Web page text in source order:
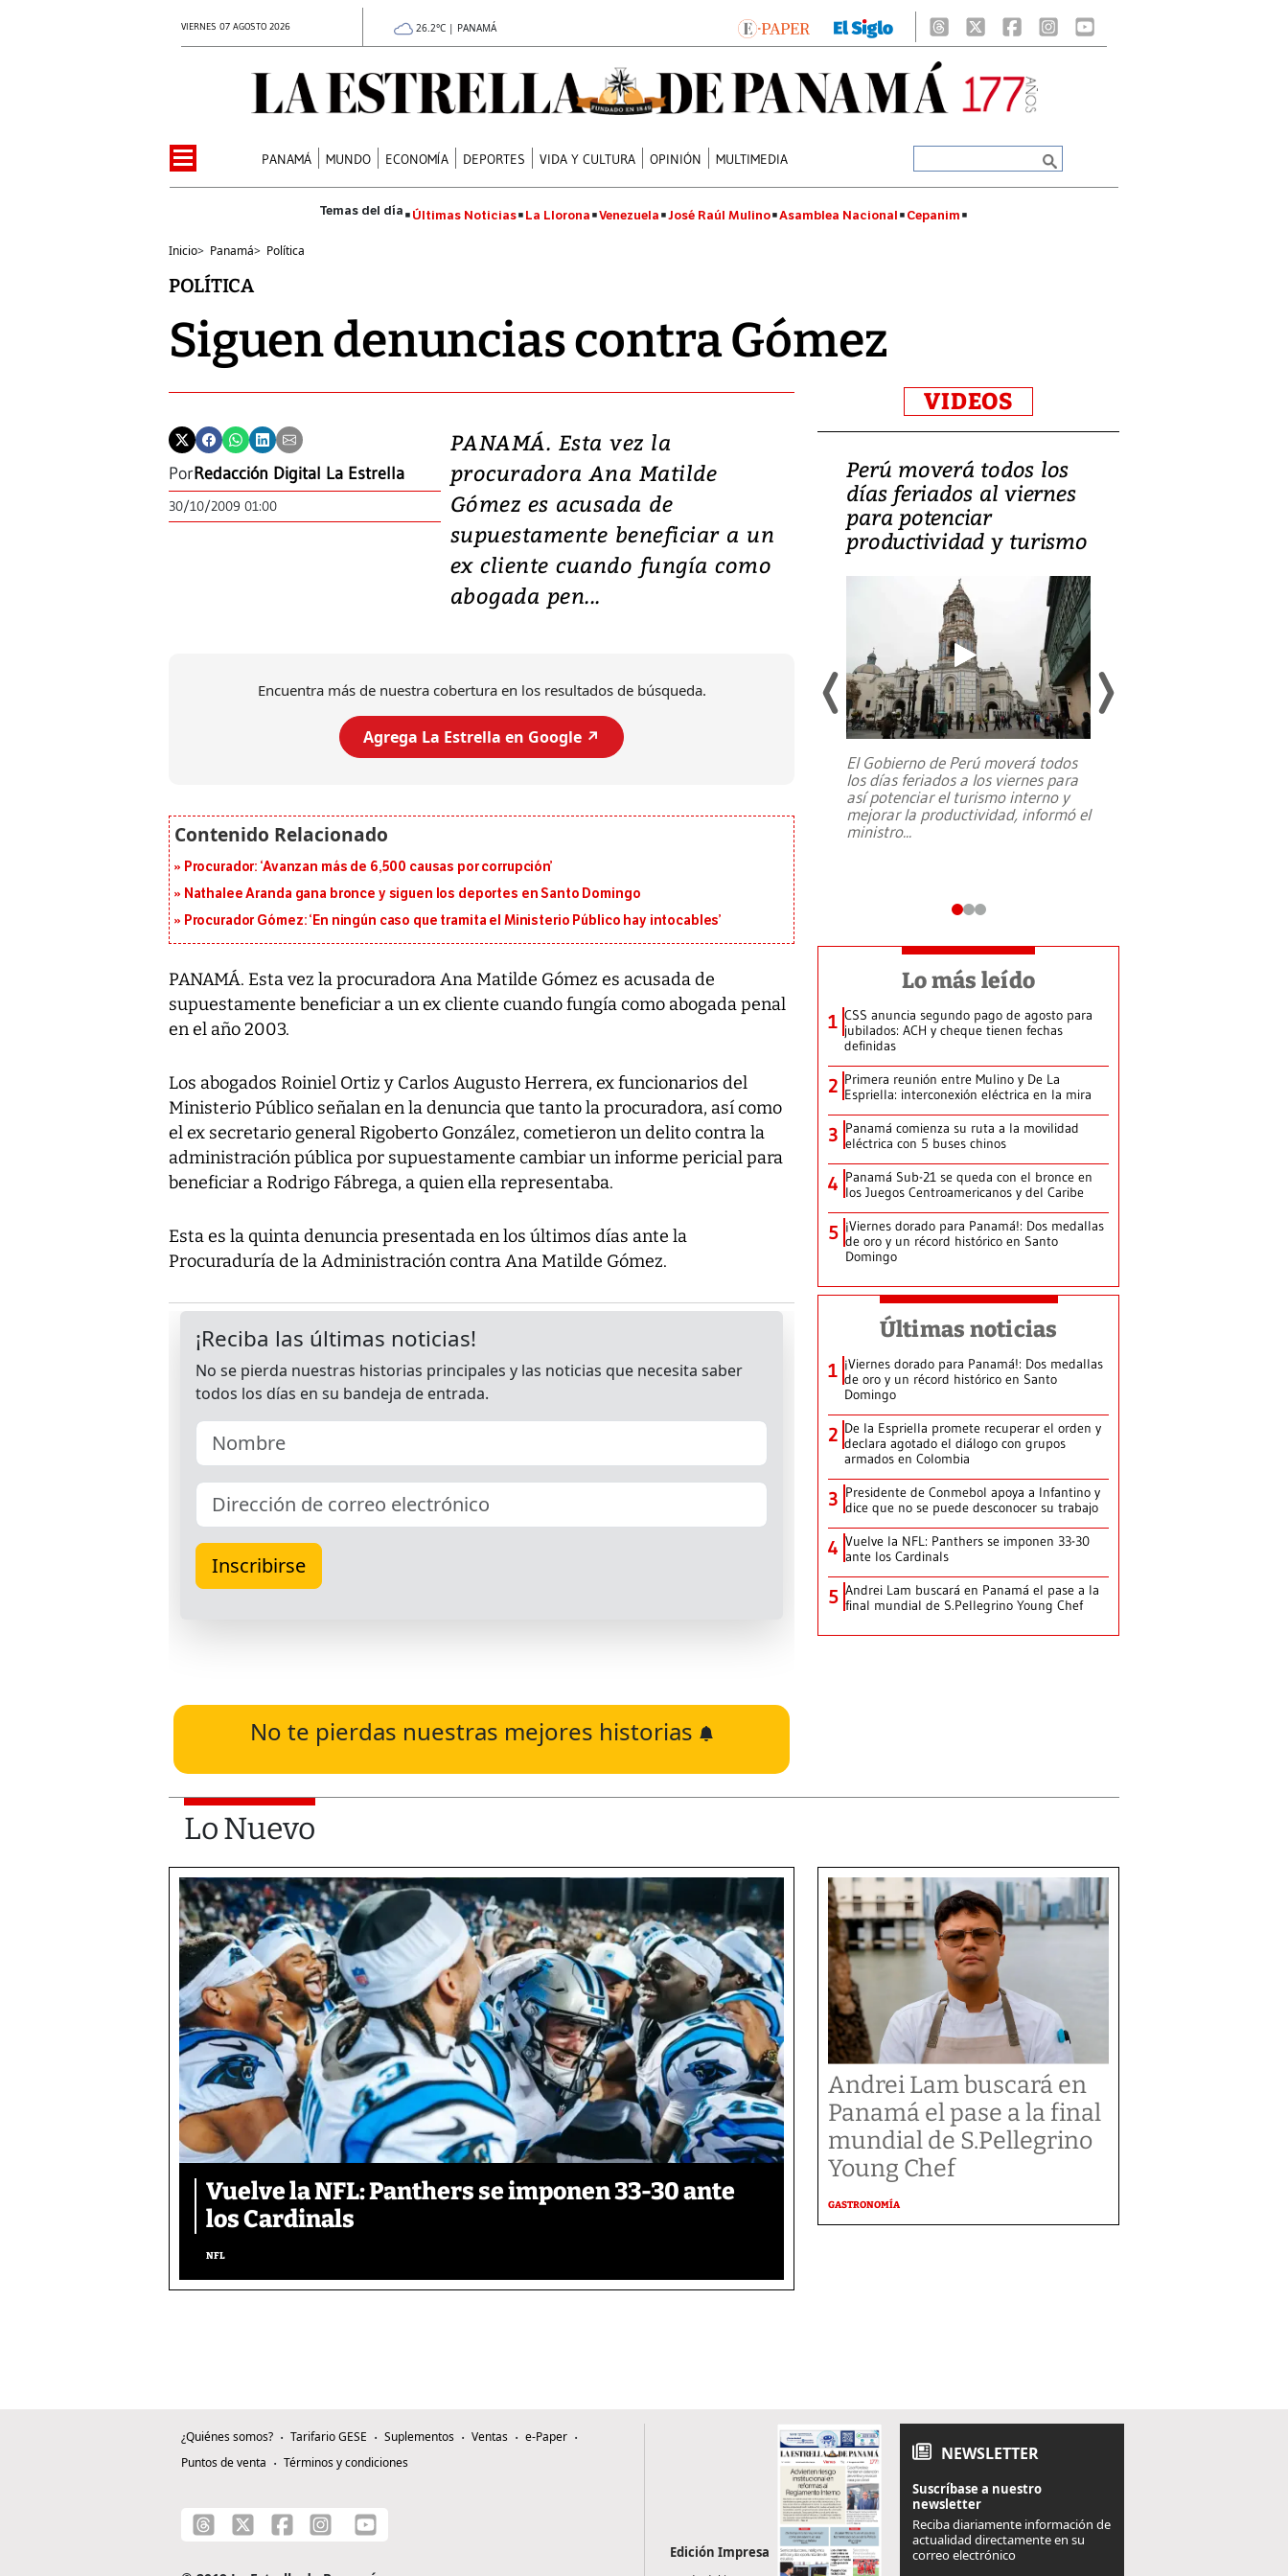
VIERNES 07 AGOSTO 2026 26.2°C | PANAMÁ
PANAMÁ MUNDO ECONOMÍA DEPORTES VIDA Y CULTURA OPINIÓN MULTIMEDIA
Últimas Noticias La Llorona Venezuela José Raúl Mulino Asamblea Nacional Cepanim
Inicio> Panamá> Política
POLÍTICA
Siguen denuncias contra Gómez
PorRedacción Digital La Estrella
30/10/2009 01:00
PANAMÁ. Esta vez la
procuradora Ana Matilde
Gómez es acusada de
supuestamente beneficiar a un
ex cliente cuando fungía como
abogada pen...
Encuentra más de nuestra cobertura en los resultados de búsqueda.
Agrega La Estrella en Google ↗️
Procurador: ‘Avanzan más de 6,500 causas por corrupción’
Nathalee Aranda gana bronce y siguen los deportes en Santo Domingo
Procurador Gómez: ‘En ningún caso que tramita el Ministerio Público hay intocables’
PANAMÁ. Esta vez la procuradora Ana Matilde Gómez es acusada de
supuestamente beneficiar a un ex cliente cuando fungía como abogada penal
en el año 2003.
Los abogados Roiniel Ortiz y Carlos Augusto Herrera, ex funcionarios del
Ministerio Público señalan en la denuncia que tanto la procuradora, así como
el ex secretario general Rigoberto González, cometieron un delito contra la
administración pública por supuestamente cambiar un informe pericial para
beneficiar a Rodrigo Fábrega, a quien ella representaba.
Esta es la quinta denuncia presentada en los últimos días ante la
Procuraduría de la Administración contra Ana Matilde Gómez.
No te pierdas nuestras mejores historias
VIDEOS
Video: Lula lanza su
candidatura con
promesas de inversión
en defensa, educación y
tierras raras
presidente de Brasil, Luiz Inácio Lula
Perú moverá todos los
días feriados al viernes
para potenciar
productividad y turismo
El Gobierno de Perú moverá todos
los días feriados a los viernes para
así potenciar el turismo interno y
mejorar la productividad, informó el
ministro...
Lo más leído
1 CSS anuncia segundo pago de agosto para
jubilados: ACH y cheque tienen fechas
definidas
2 Primera reunión entre Mulino y De La
Espriella: interconexión eléctrica en la mira
3 Panamá comienza su ruta a la movilidad
eléctrica con 5 buses chinos
4 Panamá Sub-21 se queda con el bronce en
los Juegos Centroamericanos y del Caribe
5 ¡Viernes dorado para Panamá!: Dos medallas
de oro y un récord histórico en Santo
Domingo
Últimas noticias
1 ¡Viernes dorado para Panamá!: Dos medallas
de oro y un récord histórico en Santo
Domingo
2 De la Espriella promete recuperar el orden y
declara agotado el diálogo con grupos
armados en Colombia
3 Presidente de Conmebol apoya a Infantino y
dice que no se puede desconocer su trabajo
4 Vuelve la NFL: Panthers se imponen 33-30
ante los Cardinals
5 Andrei Lam buscará en Panamá el pase a la
final mundial de S.Pellegrino Young Chef
Lo Nuevo
Vuelve la NFL: Panthers se imponen 33-30 ante
los Cardinals
NFL
Andrei Lam buscará en
Panamá el pase a la final
mundial de S.Pellegrino
Young Chef
GASTRONOMÍA
¿Quiénes somos? Tarifario GESE Suplementos Ventas
e-Paper
Puntos de venta
Términos y condiciones
Edición Impresa
NEWSLETTER
Suscríbase a nuestro
newsletter
Reciba diariamente información de
actualidad directamente en su
correo electrónico